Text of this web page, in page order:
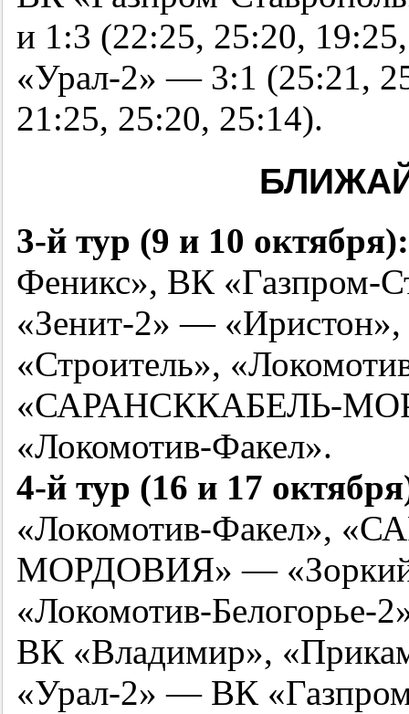
и 1:3 (22:25, 25:20,
«Урал-2» — 3:1 (25:21,
21:25, 25:20, 25:14).
3-йтур (9 и 10 октября):
Феникс», ВК «Газпром-
«Зенит-2» —
«Строитель»,
«САРАНСККАБЕЛЬ-
«Локомотив-Факел».
4-йтур (16 и 17
«Локомотив-Факел»,
МОРДОВИЯ» —
«Локомотив-Белогорье-
ВК «Владимир»,
«Урал-2» — ВК